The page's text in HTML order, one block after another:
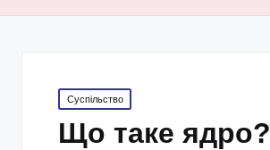
Posted
in
Суспільство
Що таке ядро?